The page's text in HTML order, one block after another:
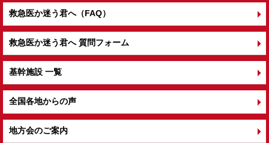
救急医か迷う君へ（FAQ）
救急医か迷う君へ 質問フォーム
基幹施設 一覧
全国各地からの声
地方会のご案内